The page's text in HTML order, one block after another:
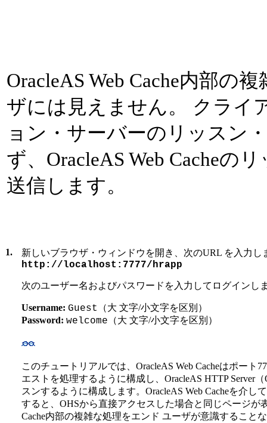
OracleAS Web Cache内部の
ザには見えません。 クライ
ョン・サーバーのリッスン
ず、OracleAS Web Cacheの
送信します。
1. 新しいブラウザ・ウィンドウを開き、次のURL を入力し
http://localhost:7777/hrapp
次のユーザー名およびパスワードを入力してログインし
Username: Guest
（大 文字/小文字を区別）
Password: welcome （大 文字/小文字を区別）
このチュートリアルでは、OracleAS Web Cacheはポート
エストを処理するように構成し、OracleAS HTTP Server
スンするように構成します。OracleAS Web Cacheを介し
すると、OHSから直接アクセスした場合と同じページが
Cache内部の複雑な処理をエンド ユーザが意識すること